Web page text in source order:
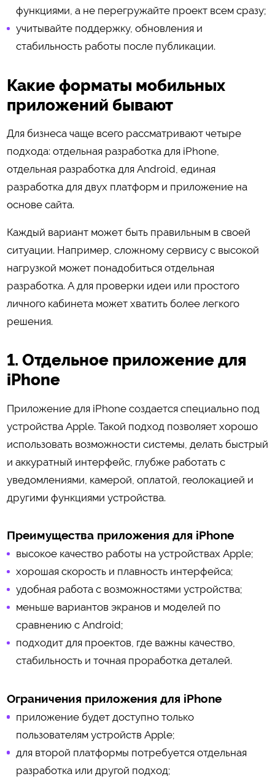
функциями, а не перегружайте проект всем сразу;
учитывайте поддержку, обновления и
стабильность работы после публикации.
Какие форматы мобильных
приложений бывают
Для бизнеса чаще всего рассматривают четыре
подхода: отдельная разработка для iPhone,
отдельная разработка для Android, единая
разработка для двух платформ и приложение на
основе сайта.
Каждый вариант может быть правильным в своей
ситуации. Например, сложному сервису с высокой
нагрузкой может понадобиться отдельная
разработка. А для проверки идеи или простого
личного кабинета может хватить более легкого
решения.
1. Отдельное приложение для
iPhone
Приложение для iPhone создается специально под
устройства Apple. Такой подход позволяет хорошо
использовать возможности системы, делать быстрый
и аккуратный интерфейс, глубже работать с
уведомлениями, камерой, оплатой, геолокацией и
другими функциями устройства.
Преимущества приложения для iPhone
высокое качество работы на устройствах Apple;
хорошая скорость и плавность интерфейса;
удобная работа с возможностями устройства;
меньше вариантов экранов и моделей по
сравнению с Android;
подходит для проектов, где важны качество,
стабильность и точная проработка деталей.
Ограничения приложения для iPhone
приложение будет доступно только
пользователям устройств Apple;
для второй платформы потребуется отдельная
разработка или другой подход;